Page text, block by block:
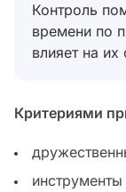
Контроль
времени по
влияет на их
Критериями